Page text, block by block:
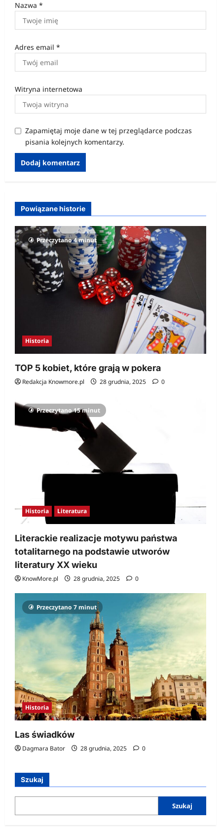
Nazwa *
Adres email *
Witryna internetowa
Zapamiętaj moje dane w tej przeglądarce podczas
pisania kolejnych komentarzy.
Powiązane historie
Przeczytano 4 minut
Historia
TOP 5 kobiet, które grają w pokera
Redakcja Knowmore.pl 28 grudnia, 2025 0
Przeczytano 15 minut
Historia Literatura
Literackie realizacje motywu państwa
totalitarnego na podstawie utworów
literatury XX wieku
KnowMore.pl 28 grudnia, 2025 0
Przeczytano 7 minut
Historia
Las świadków
Dagmara Bator 28 grudnia, 2025 0
Szukaj
Szukaj